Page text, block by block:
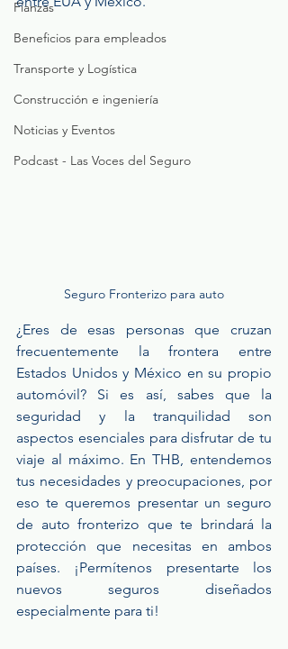
Fianzas
Beneficios para empleados
Transporte y Logística
Construcción e ingeniería
Noticias y Eventos
Podcast - Las Voces del Seguro
Seguro Fronterizo para auto
¿Eres de esas personas que cruzan
frecuentemente la frontera entre
Estados Unidos y México en su propio
automóvil? Si es así, sabes que la
seguridad y la tranquilidad son
aspectos esenciales para disfrutar de tu
viaje al máximo. En THB, entendemos
tus necesidades y preocupaciones, por
eso te queremos presentar un seguro
de auto fronterizo que te brindará la
protección que necesitas en ambos
países. ¡Permítenos presentarte los
nuevos seguros diseñados
especialmente para ti!